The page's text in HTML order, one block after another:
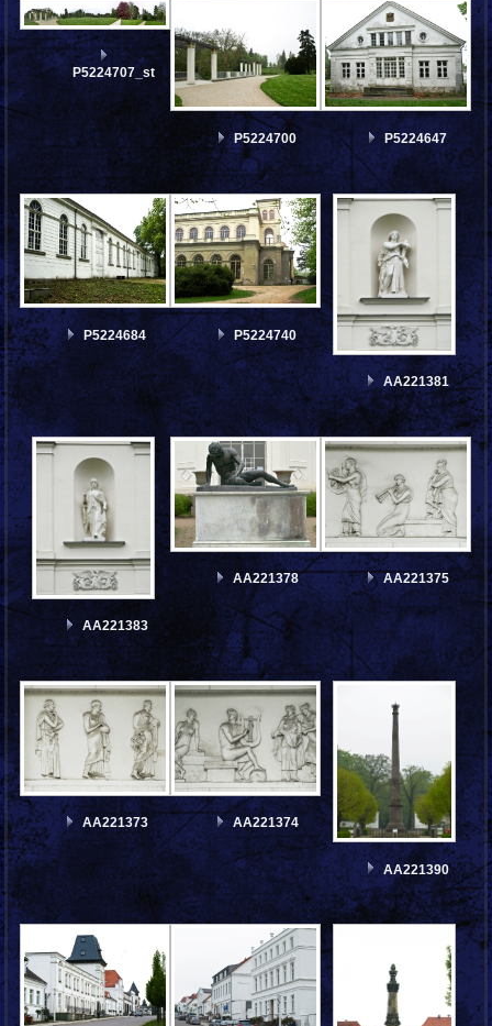
P5224707_stitch
P5224700 P5224647
P5224684 P5224740
AA221381
AA221383
AA221378 AA221375
AA221373 AA221374
AA221390